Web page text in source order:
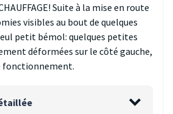
Suite à la mise en route
visibles au bout de quelques
petit bémol: quelques petites
déformées sur le côté gauche,
fonctionnement.